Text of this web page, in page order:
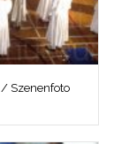
/ Szenenfoto